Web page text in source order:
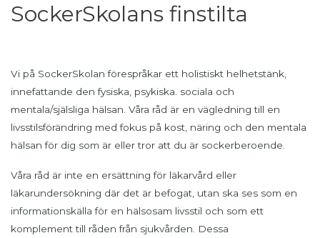
SockerSkolans finstilta
Vi på SockerSkolan förespråkar ett holistiskt helhetstänk,
innefattande den fysiska, psykiska. sociala och
mentala/själsliga hälsan. Våra råd är en vägledning till en
livsstilsförändring med fokus på kost, näring och den mentala
hälsan för dig som är eller tror att du är sockerberoende.
Våra råd är inte en ersättning för läkarvård eller
läkarundersökning där det är befogat, utan ska ses som en
informationskälla för en hälsosam livsstil och som ett
komplement till råden från sjukvården. Dessa